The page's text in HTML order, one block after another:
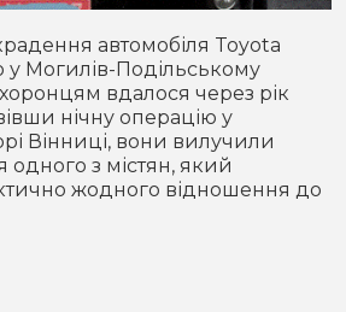
автомобіля Toyota
у Могилів-Подільському
вдалося через рік
нічну операцію у
Вінниці, вони вилучили
одного з містян, який
жодного відношення до